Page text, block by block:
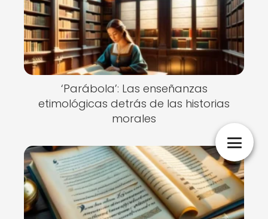
‘Parábola’: Las enseñanzas
etimológicas detrás de las historias
morales